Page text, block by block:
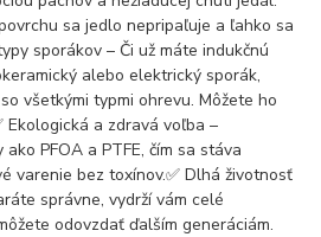
sa jedlo nepripaľuje a ľahko sa
sporákov – Či už máte indukčnú
alebo elektrický sporák,
všetkými typmi ohrevu. Môžete ho
Ekologická a zdravá voľba –
PFOA a PTFE, čím sa stáva
varenie bez toxínov.✅ Dlhá životnosť
správne, vydrží vám celé
odovzdať ďalším generáciám.